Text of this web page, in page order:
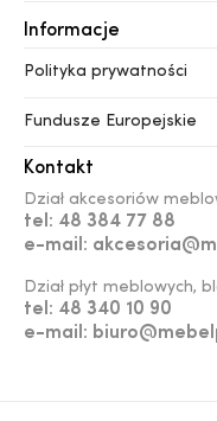
Informacje
Polityka prywatności
Fundusze Europejskie
Kontakt
Dział akcesoriów
tel: 48 384 77 88
e-mail:
Dział płyt meblowych,
tel: 48 340 10 90
e-mail: